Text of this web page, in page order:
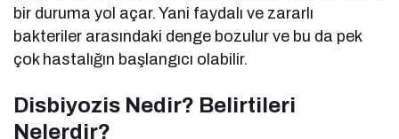
bir duruma yol açar. Yani faydalı ve zararlı
bakteriler arasındaki denge bozulur ve bu da pek
çok hastalığın başlangıcı olabilir.
Disbiyozis Nedir? Belirtileri
Nelerdir?